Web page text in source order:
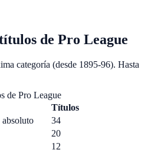
de Pro League
categoría (desde 1895-96). Hasta
de Pro League
Títulos
absoluto
34
20
12